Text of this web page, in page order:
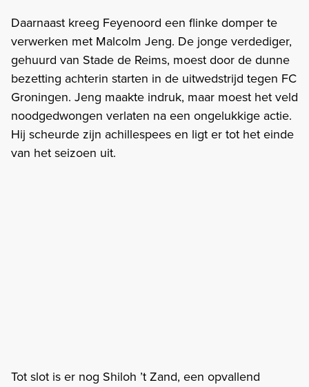
Daarnaast kreeg Feyenoord een flinke domper te
verwerken met Malcolm Jeng. De jonge verdediger,
gehuurd van Stade de Reims, moest door de dunne
bezetting achterin starten in de uitwedstrijd tegen FC
Groningen. Jeng maakte indruk, maar moest het veld
noodgedwongen verlaten na een ongelukkige actie.
Hij scheurde zijn achillespees en ligt er tot het einde
van het seizoen uit.
Tot slot is er nog Shiloh ’t Zand, een opvallend